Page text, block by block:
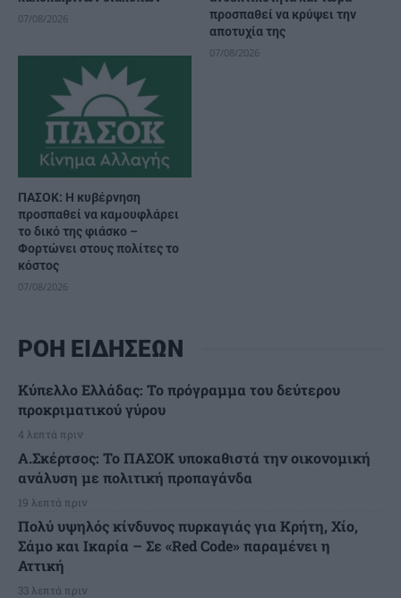
07/08/2026
προσπαθεί να κρύψει την
αποτυχία της
07/08/2026
ΠΑΣΟΚ: Η κυβέρνηση
προσπαθεί να καμουφλάρει
το δικό της φιάσκο –
Φορτώνει στους πολίτες το
κόστος
07/08/2026
ΡΟΗ ΕΙΔΗΣΕΩΝ
Κύπελλο Ελλάδας: Το πρόγραμμα του δεύτερου
προκριματικού γύρου
4 λεπτά πριν
Α.Σκέρτσος: Το ΠΑΣΟΚ υποκαθιστά την οικονομική
ανάλυση με πολιτική προπαγάνδα
19 λεπτά πριν
Πολύ υψηλός κίνδυνος πυρκαγιάς για Κρήτη, Χίο,
Σάμο και Ικαρία – Σε «Red Code» παραμένει η
Αττική
33 λεπτά πριν